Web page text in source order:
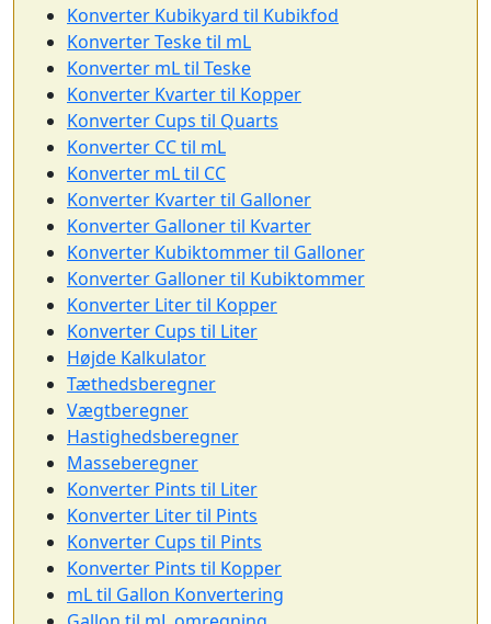
Konverter Kubikyard til Kubikfod
Konverter Teske til mL
Konverter mL til Teske
Konverter Kvarter til Kopper
Konverter Cups til Quarts
Konverter CC til mL
Konverter mL til CC
Konverter Kvarter til Galloner
Konverter Galloner til Kvarter
Konverter Kubiktommer til Galloner
Konverter Galloner til Kubiktommer
Konverter Liter til Kopper
Konverter Cups til Liter
Højde Kalkulator
Tæthedsberegner
Vægtberegner
Hastighedsberegner
Masseberegner
Konverter Pints til Liter
Konverter Liter til Pints
Konverter Cups til Pints
Konverter Pints til Kopper
mL til Gallon Konvertering